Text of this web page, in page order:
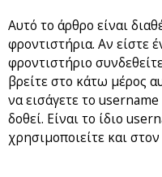
Αυτό το άρθρο είναι
φροντιστήρια. Αν είστε
φροντιστήριο
βρείτε στο κάτω μέρος
να εισάγετε το
δοθεί. Είναι το ίδιο
χρησιμοποιείτε και